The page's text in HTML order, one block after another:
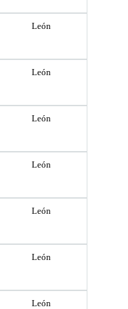
León
León
León
León
León
León
León